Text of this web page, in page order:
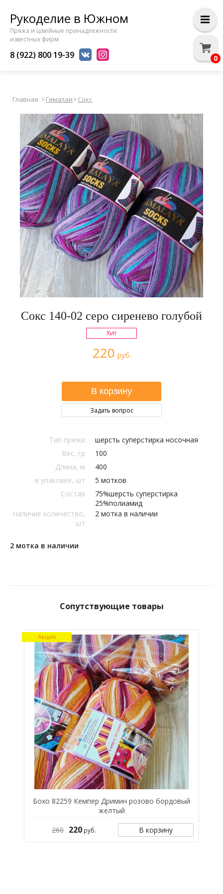
Рукоделие в Южном
Пряжа и швейные принадлежности
известных фирм
8 (922) 800 19-39
Главная Гималаи Сокс
Сокс 140-02 серо сиренево голубой
Хит
220 руб.
Задать вопрос
Тип пряжи
шерсть суперстирка носочная
Вес, гр
100
Длина, м
400
в упаковке, шт
5 мотков
Состав
75%шерсть суперстирка
25%полиамид
Наличие количество,
шт
2 мотка в наличии
2 мотка в наличии
Сопутствующие товары
Акция
Бохо 82259 Кемпер Дримин розово бордовый
желтый
260 220руб. В корзину
0